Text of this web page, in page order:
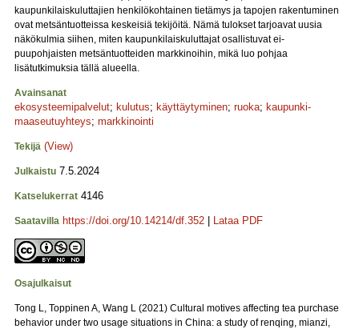
kaupunkilaiskuluttajien henkilökohtainen tietämys ja tapojen rakentuminen
ovat metsäntuotteissa keskeisiä tekijöitä. Nämä tulokset tarjoavat uusia
näkökulmia siihen, miten kaupunkilaiskuluttajat osallistuvat ei-
puupohjaisten metsäntuotteiden markkinoihin, mikä luo pohjaa
lisätutkimuksia tällä alueella.
Avainsanat
ekosysteemipalvelut; kulutus; käyttäytyminen; ruoka; kaupunki-
maaseutuyhteys; markkinointi
Tekijä (View)
Julkaistu 7.5.2024
Katselukerrat 4146
Saatavilla https://doi.org/10.14214/df.352 Lataa PDF
Osajulkaisut
Tong L, Toppinen A, Wang L (2021) Cultural motives affecting tea purchase
behavior under two usage situations in China: a study of renqing, mianzi,